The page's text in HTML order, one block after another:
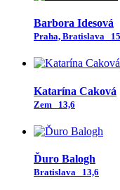
Barbora Idesová
Praha, Bratislava
Katarína Caková
Zem 13,6
Ďuro Balogh
Bratislava 13,6